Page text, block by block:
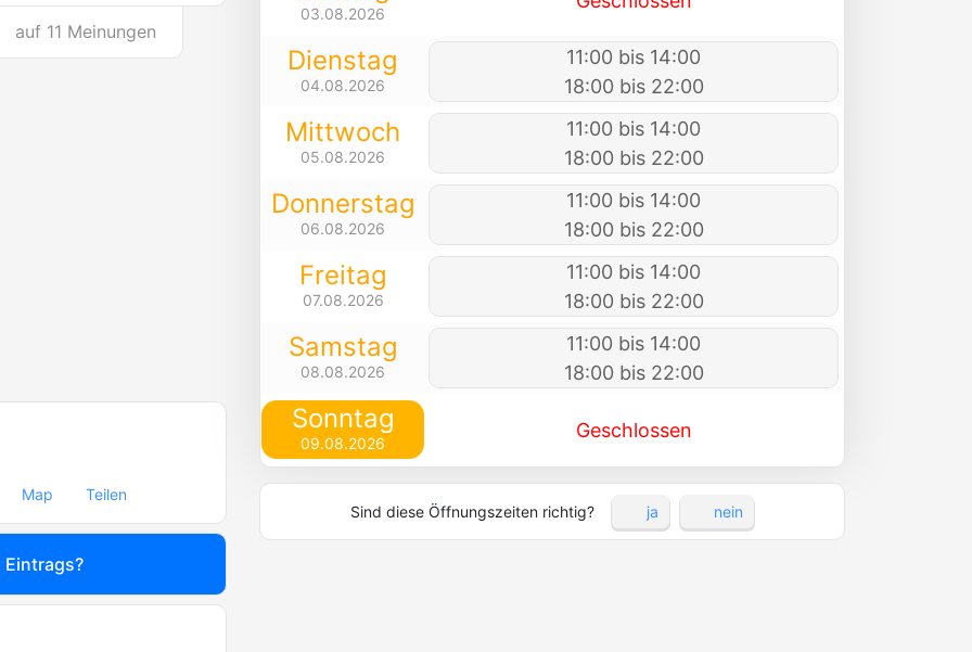
auf 11 Meinungen
Map Teilen
Eintrags?
03.08.2026
Dienstag
04.08.2026
11:00 bis 14:00
18:00 bis 22:00
Mittwoch
05.08.2026
11:00 bis 14:00
18:00 bis 22:00
Donnerstag
06.08.2026
11:00 bis 14:00
18:00 bis 22:00
Freitag
07.08.2026
11:00 bis 14:00
18:00 bis 22:00
Samstag
08.08.2026
11:00 bis 14:00
18:00 bis 22:00
Sonntag
09.08.2026
Geschlossen
Sind diese Öffnungszeiten richtig? ja nein